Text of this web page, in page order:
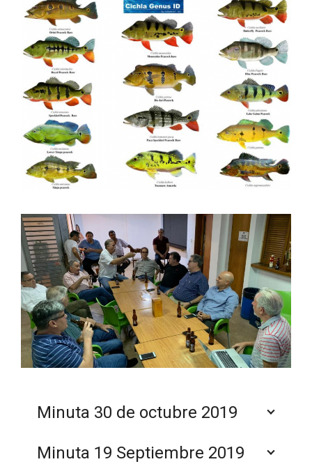
Minuta 30 de octubre 2019
Minuta 19 Septiembre 2019